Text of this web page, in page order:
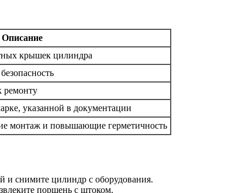
Описание
крышек цилиндра
ремонту
указанной в документации
монтаж и повышающие герметичность
и снимите цилиндр с оборудования.
поршень с штоком.